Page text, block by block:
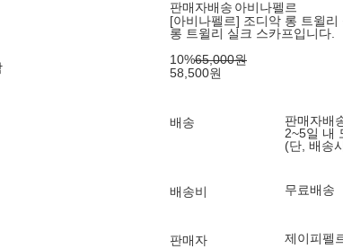
판매자배송 아비나펠르
[아비나펠르] 조디악 롱 트윌
롱 트윌리 실크 스카프입니다.
10%65,000원
58,500원
배송
판매자배
2~5일 내
(단, 배송
배송비 무료배송
판매자 제이피펠